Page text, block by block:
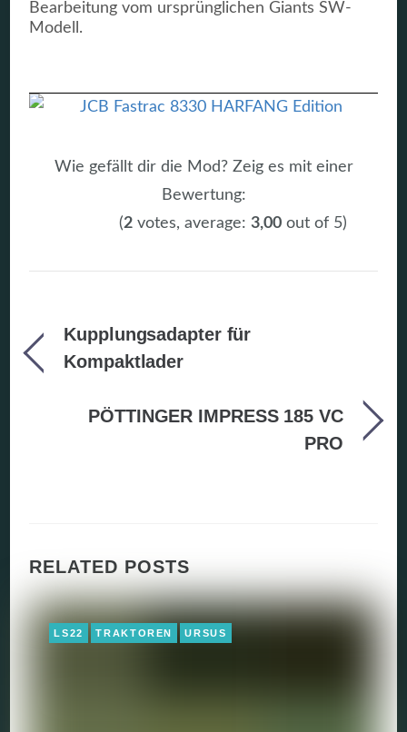
Bearbeitung vom ursprünglichen Giants SW-
Modell.
Wie gefällt dir die Mod? Zeig es mit einer
Bewertung:
(2 votes, average: 3,00 out of 5)
Kupplungsadapter für
Kompaktlader
PÖTTINGER IMPRESS 185 VC
PRO
RELATED POSTS
LS22 TRAKTOREN URSUS